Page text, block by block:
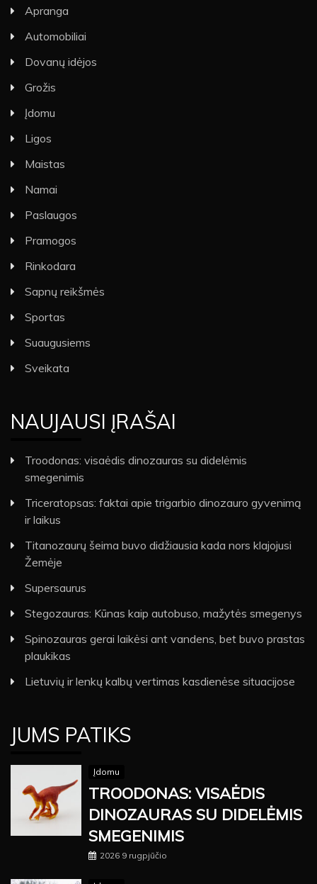
Apranga
Automobiliai
Dovanų idėjos
Grožis
Įdomu
Ligos
Maistas
Namai
Paslaugos
Pramogos
Rinkodara
Sapnų reikšmės
Sportas
Suaugusiems
Sveikata
NAUJAUSI ĮRAŠAI
Troodonas: visaėdis dinozauras su didelėmis
smegenimis
Triceratopsas: faktai apie trigarbio dinozauro gyvenimą
ir laikus
Titanozaurų šeima buvo didžiausia kada nors klajojusi
Žemėje
Supersaurus
Stegozauras: Kūnas kaip autobuso, mažytės smegenys
Spinozauras gerai laikėsi ant vandens, bet buvo prastas
plaukikas
Lietuvių ir lenkų kalbų vertimas kasdienėse situacijose
JUMS PATIKS
Įdomu
TROODONAS: VISAĖDIS
DINOZAURAS SU DIDELĖMIS
SMEGENIMIS
2026 9 rugpjūčio